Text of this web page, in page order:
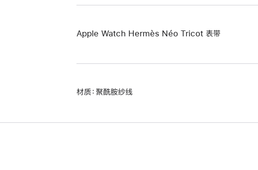
Apple Watch Hermès Néo Tricot 表带
材质：聚酰胺纱线